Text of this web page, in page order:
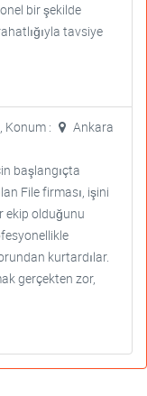
bir şekilde
tavsiye
Konum :
Ankara
başlangıçta
File firması, işini
ekip olduğunu
kurtardılar.
gerçekten zor,